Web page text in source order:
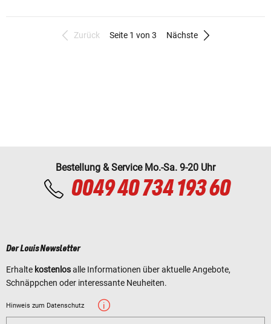
Zurück Seite 1 von 3 Nächste
Bestellung & Service Mo.-Sa. 9-20 Uhr
0049 40 734 193 60
Der Louis Newsletter
Erhalte kostenlosalle Informationen über aktuelle Angebote,
Schnäppchen oder interessante Neuheiten.
Hinweis zum Datenschutz